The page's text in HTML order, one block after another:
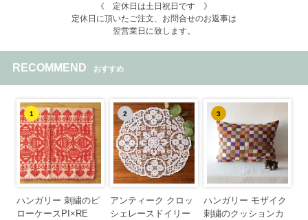
《 定休日は土日祝日です 》
定休日に頂いたご注文、お問合せのお返事は
翌営業日に致します。
RECOMMEND おすすめ
1
ハンガリー 刺繍のピ
ローケースPI×RE
2
アンティーク クロッ
シェレースドイリー
3
ハンガリー モザイク
刺繍のクッションカ